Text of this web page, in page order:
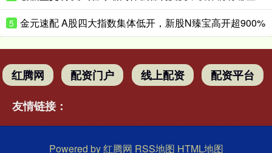
5 金元速配 A股四大指数集体低开，新股N臻宝高开超900%
红腾网 配资门户 线上配资
配资平台
友情链接：
Powered by红腾网 RSS地图 HTML地图